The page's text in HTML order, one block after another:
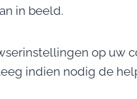
in beeld.
op uw
indien nodig de